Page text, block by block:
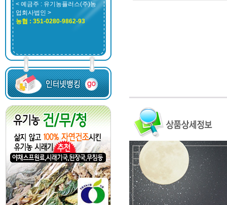
< 예금주 : 유기농플러스(주)농
업회사법인 >
농협 : 351-0280-9862-93